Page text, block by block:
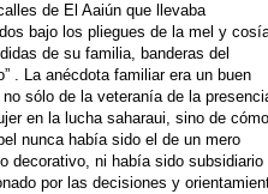
de El Aaiún que llevaba
bajo los pliegues de la mel y
de su familia, banderas del
. La anécdota familiar era un buen
no sólo de la veteranía de la
en la lucha saharaui, sino de cómo
nunca había sido el de un mero
decorativo, ni había sido subsidiario
por las decisiones y